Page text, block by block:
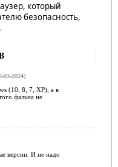
который
безопасность,
03-2024]
(10, 8, 7, XP), а в
фальна не
версии. И не надо